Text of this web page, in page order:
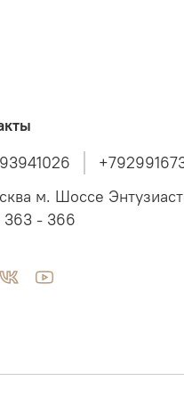
м. Шоссе
363 - 366